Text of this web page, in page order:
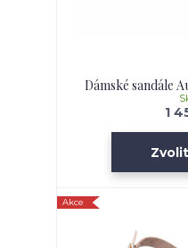
Dámské sandále
1
Akce